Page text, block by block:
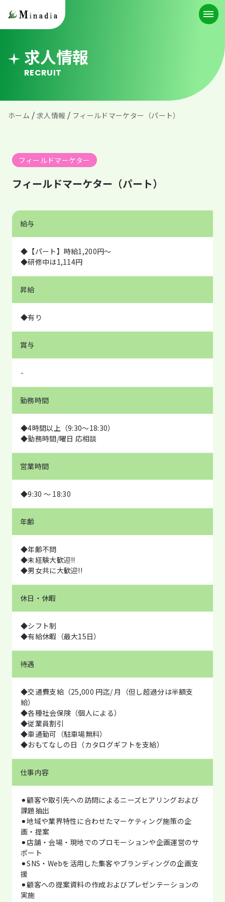
求人情報
RECRUIT
ホーム / 求人情報 / フィールドマーケター（パート）
フィールドマーケター
フィールドマーケター（パート）
給与
◆【パート】時給1,200円〜
◆研修中は1,114円
昇給
◆有り
賞与
-
勤務時間
◆4時間以上（9:30～18:30）
◆勤務時間/曜日 応相談
営業時間
◆9:30 ～ 18:30
年齢
◆年齢不問
◆未経験大歓迎!!
◆男女共に大歓迎!!
休日・休暇
◆シフト制
◆有給休暇（最大15日）
待遇
◆交通費支給（25,000 円迄/ 月（但し超過分は半額支
給）
◆各種社会保険（個人による）
◆従業員割引
◆車通勤可（駐車場無料）
◆おもてなしの日（カタログギフトを支給）
仕事内容
⚫︎顧客や取引先への訪問によるニーズヒアリングおよび
課題抽出
⚫︎地域や業界特性に合わせたマーケティング施策の企
画・提案
⚫︎店舗・会場・現地でのプロモーションや企画運営のサ
ポート
⚫︎SNS・Webを活用した集客やブランディングの企画支
援
⚫︎顧客への提案資料の作成およびプレゼンテーションの
実施